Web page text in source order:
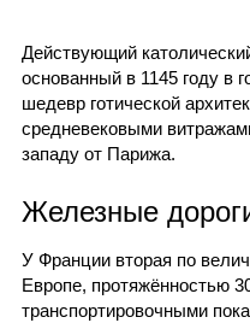
Действующий
основанный в 1145 году в
шедевр готической
средневековыми
западу от Парижа.
Железные
У Франции вторая по
Европе, протяжённостью
транспортировочными